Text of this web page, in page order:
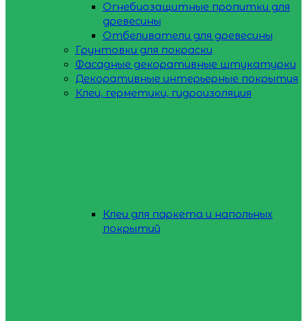
Огнебиозащитные пропитки для
древесины
Отбеливатели для древесины
Грунтовки для покраски
Фасадные декоративные штукатурки
Декоративные интерьерные покрытия
Клеи, герметики, гидроизоляция
Клеи для паркета и напольных
покрытий